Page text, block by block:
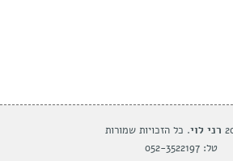
רני לוי. כל הזכויות שמורות
טל: 052-3522197